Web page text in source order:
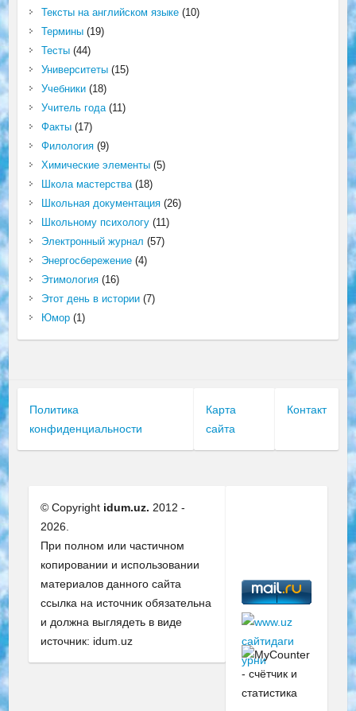
Тексты на английском языке(10)
Термины(19)
Тесты(44)
Университеты(15)
Учебники(18)
Учитель года(11)
Факты(17)
Филология(9)
Химические элементы(5)
Школа мастерства(18)
Школьная документация(26)
Школьному психологу(11)
Электронный журнал (57)
Энергосбережение(4)
Этимология(16)
Этот день в истории(7)
Юмор(1)
Политика
конфиденциальности
Карта
сайта
Контакт
© Copyright idum.uz. 2012 -
2026.
При полном или частичном
копировании и использовании
материалов данного сайта
ссылка на источник обязательна
и должна выглядеть в виде
источник: idum.uz